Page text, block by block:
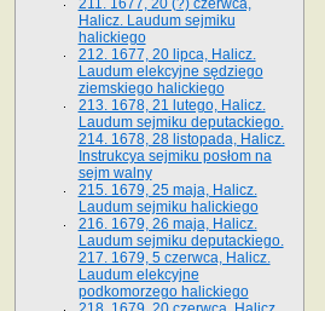
211. 1677, 20 (?) czerwca,
Halicz. Laudum sejmiku
halickiego
212. 1677, 20 lipca, Halicz.
Laudum elekcyjne sędziego
ziemskiego halickiego
213. 1678, 21 lutego, Halicz.
Laudum sejmiku deputackiego.
214. 1678, 28 listopada, Halicz.
Instrukcya sejmiku posłom na
sejm walny
215. 1679, 25 maja, Halicz.
Laudum sejmiku halickiego
216. 1679, 26 maja, Halicz.
Laudum sejmiku deputackiego.
217. 1679, 5 czerwca, Halicz.
Laudum elekcyjne
podkomorzego halickiego